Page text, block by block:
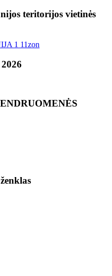
teritorijos vietinės